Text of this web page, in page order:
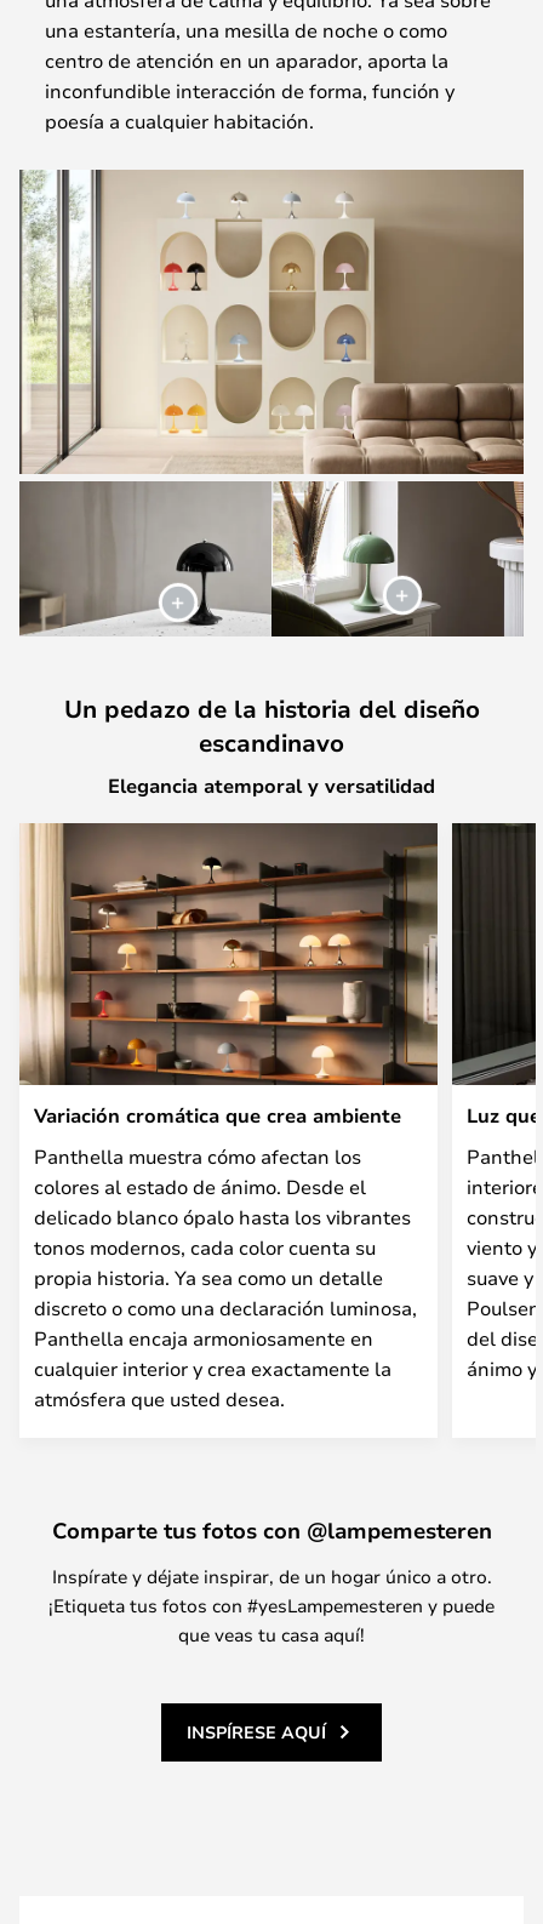
una estantería, una mesilla de noche o como
centro de atención en un aparador, aporta la
inconfundible interacción de forma, función y
poesía a cualquier habitación.
Un pedazo de la historia del diseño
escandinavo
Elegancia atemporal y versatilidad
Variación cromática que crea ambiente
Panthella muestra cómo afectan los
colores al estado de ánimo. Desde el
delicado blanco ópalo hasta los vibrantes
tonos modernos, cada color cuenta su
propia historia. Ya sea como un detalle
discreto o como una declaración luminosa,
Panthella encaja armoniosamente en
cualquier interior y crea exactamente la
atmósfera que usted desea.
Luz
viento y
suave y
del
ánimo
Comparte tus fotos con @lampemesteren
Inspírate y déjate inspirar, de un hogar único a otro.
¡Etiqueta tus fotos con #yesLampemesteren y puede
que veas tu casa aquí!
INSPÍRESE AQUÍ